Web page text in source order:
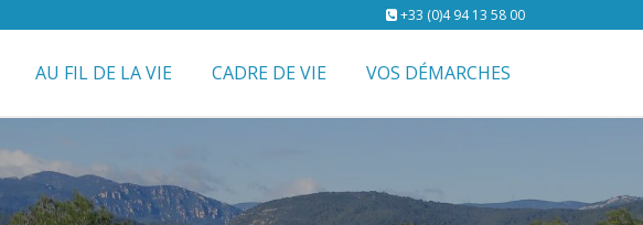
+33 (0)4 94 13 58 00
AU FIL DE LA VIE CADRE DE VIE VOS DÉMARCHES